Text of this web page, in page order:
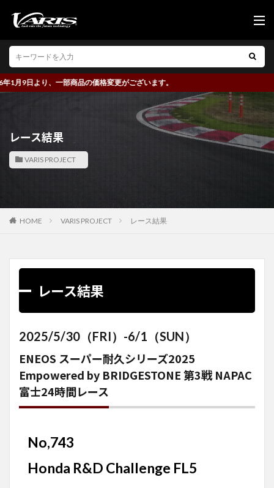
日より、一部商品の価格変更がございます。
レース結果
VARIS PROJECT
HOME VARIS PROJECT レース結果
レース結果
2025/5/30（FRI）-6/1（SUN）
ENEOS スーパー耐久シリーズ2025
Empowered by BRIDGESTONE 第3戦 NAPAC
富士24時間レース
No,743
Honda R&D Challenge FL5